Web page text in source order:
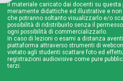
Il materiale caricato dai docenti su
meramente didattiche ed illustrative e
che potranno soltanto visualizzarlo e/o
possibilità di ridistribuirlo senza il
ogni possibilità di commercializzarlo.
In caso di lezioni o esami a distanza
piattaforma attraverso strumenti di
vietato agli studenti scattare foto ed
registrazioni audiovisive come pure
terzi.